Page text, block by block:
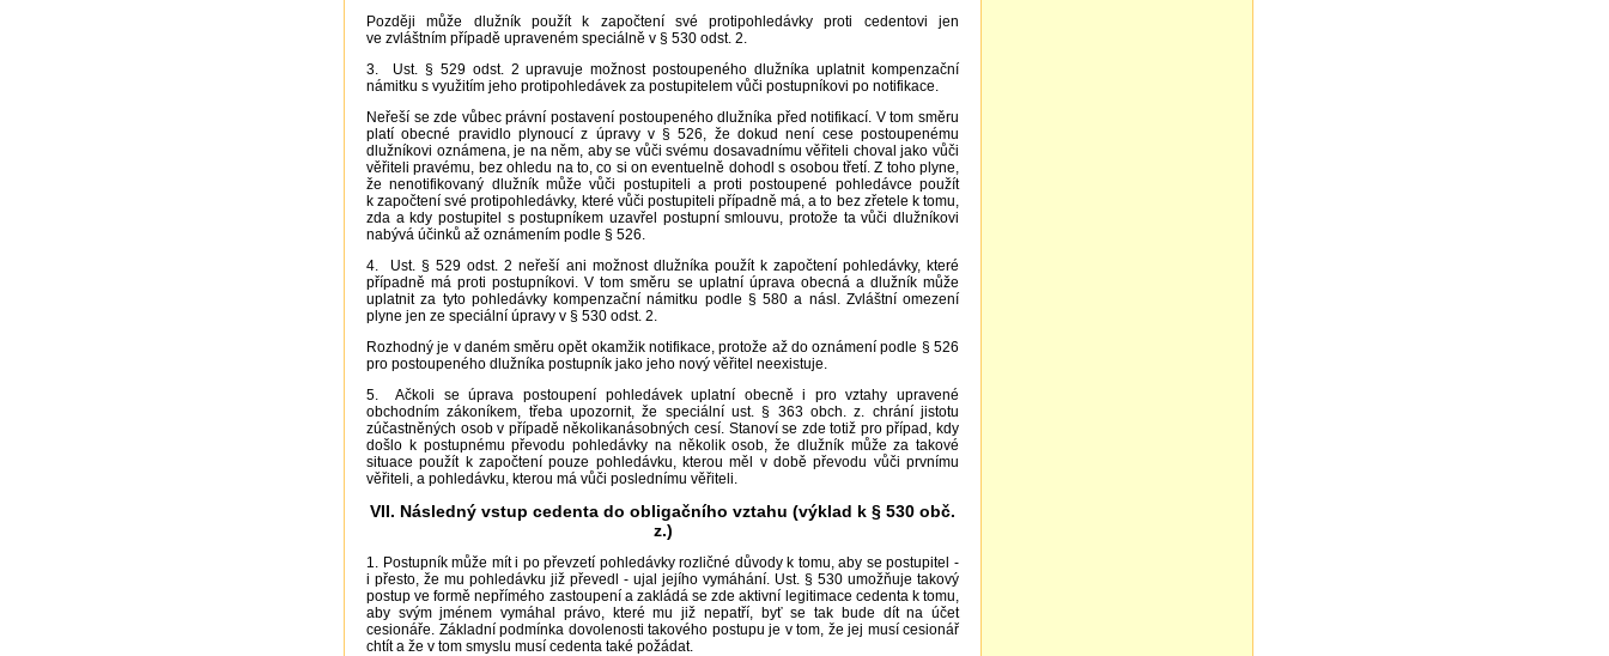
Později může dlužník použít k započtení své protipohledávky proti cedentovi jen
ve zvláštním případě upraveném speciálně v § 530 odst. 2.
3. Ust. § 529 odst. 2 upravuje možnost postoupeného dlužníka uplatnit kompenzační
námitku s využitím jeho protipohledávek za postupitelem vůči postupníkovi po notifikace.
Neřeší se zde vůbec právní postavení postoupeného dlužníka před notifikací. V tom směru
platí obecné pravidlo plynoucí z úpravy v § 526, že dokud není cese postoupenému
dlužníkovi oznámena, je na něm, aby se vůči svému dosavadnímu věřiteli choval jako vůči
věřiteli pravému, bez ohledu na to, co si on eventuelně dohodl s osobou třetí. Z toho plyne,
že nenotifikovaný dlužník může vůči postupiteli a proti postoupené pohledávce použít
k započtení své protipohledávky, které vůči postupiteli případně má, a to bez zřetele k tomu,
zda a kdy postupitel s postupníkem uzavřel postupní smlouvu, protože ta vůči dlužníkovi
nabývá účinků až oznámením podle § 526.
4. Ust. § 529 odst. 2 neřeší ani možnost dlužníka použít k započtení pohledávky, které
případně má proti postupníkovi. V tom směru se uplatní úprava obecná a dlužník může
uplatnit za tyto pohledávky kompenzační námitku podle § 580 a násl. Zvláštní omezení
plyne jen ze speciální úpravy v § 530 odst. 2.
Rozhodný je v daném směru opět okamžik notifikace, protože až do oznámení podle § 526
pro postoupeného dlužníka postupník jako jeho nový věřitel neexistuje.
5. Ačkoli se úprava postoupení pohledávek uplatní obecně i pro vztahy upravené
obchodním zákoníkem, třeba upozornit, že speciální ust. § 363 obch. z. chrání jistotu
zúčastněných osob v případě několikanásobných cesí. Stanoví se zde totiž pro případ, kdy
došlo k postupnému převodu pohledávky na několik osob, že dlužník může za takové
situace použít k započtení pouze pohledávku, kterou měl v době převodu vůči prvnímu
věřiteli, a pohledávku, kterou má vůči poslednímu věřiteli.
VII. Následný vstup cedenta do obligačního vztahu (výklad k § 530 obč.
z.)
1. Postupník může mít i po převzetí pohledávky rozličné důvody k tomu, aby se postupitel -
i přesto, že mu pohledávku již převedl - ujal jejího vymáhání. Ust. § 530 umožňuje takový
postup ve formě nepřímého zastoupení a zakládá se zde aktivní legitimace cedenta k tomu,
aby svým jménem vymáhal právo, které mu již nepatří, byť se tak bude dít na účet
cesionáře. Základní podmínka dovolenosti takového postupu je v tom, že jej musí cesionář
chtít a že v tom smyslu musí cedenta také požádat.